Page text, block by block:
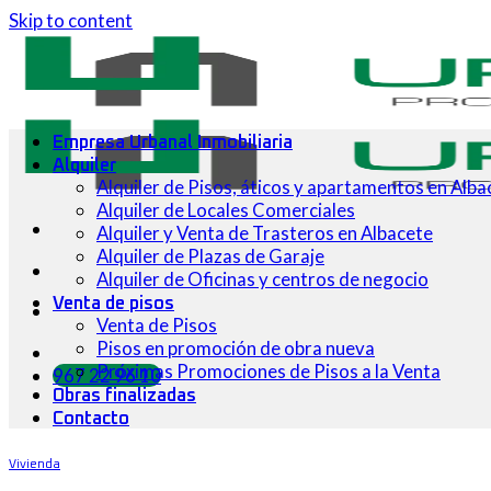
Skip to content
967 22 96 10
Empresa Urbanal Inmobiliaria
Alquiler
Alquiler de Pisos, áticos y apartamentos en
Alquiler de Locales Comerciales
Alquiler y Venta de Trasteros en Albacete
Alquiler de Plazas de Garaje
Alquiler de Oficinas y centros de negocio
Venta de pisos
Venta de Pisos
Pisos en promoción de obra nueva
Próximas Promociones de Pisos a la Venta
Obras finalizadas
Contacto
Vivienda